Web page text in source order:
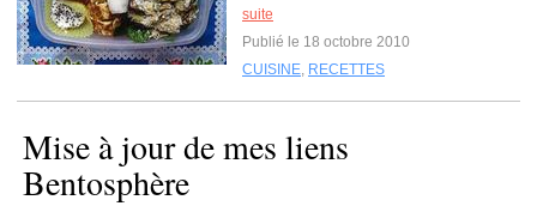
suite
Publié le 18 octobre 2010
CUISINE, RECETTES
Mise à jour de mes liens
Bentosphère